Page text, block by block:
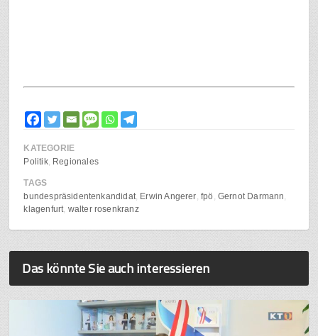
KATEGORIE
Politik Regionales
TAGS
bundespräsidentenkandidat Erwin Angerer fpö Gernot Darmann
klagenfurt walter rosenkranz
Das könnte Sie auch interessieren